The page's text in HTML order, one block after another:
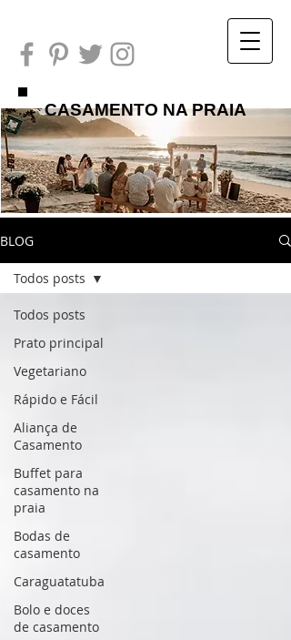
CASAMENTO NA PRAIA
BLOG
Todos posts
Prato principal
Vegetariano
Rápido e Fácil
Aliança de
Casamento
Buffet para
casamento na
praia
Bodas de
casamento
Caraguatatuba
Bolo e doces
de casamento
Todos posts